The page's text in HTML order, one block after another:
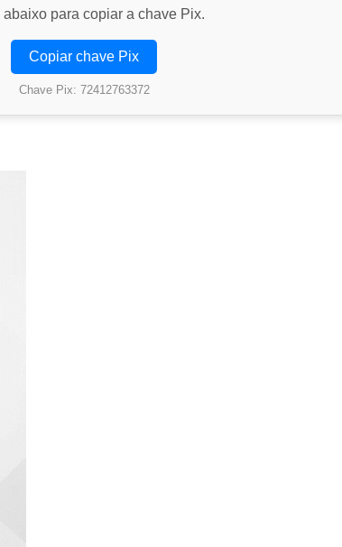
abaixo para copiar a chave Pix.
Copiar chave Pix
Chave Pix: 72412763372